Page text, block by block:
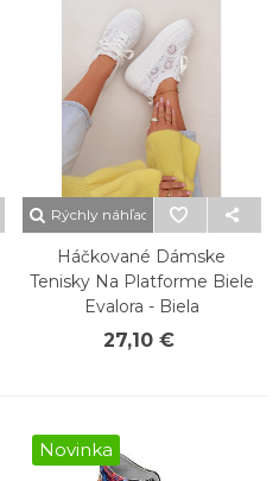
Rýchly náhľad
Háčkované Dámske
Tenisky Na Platforme Biele
Evalora - Biela
27,10 €
Novinka